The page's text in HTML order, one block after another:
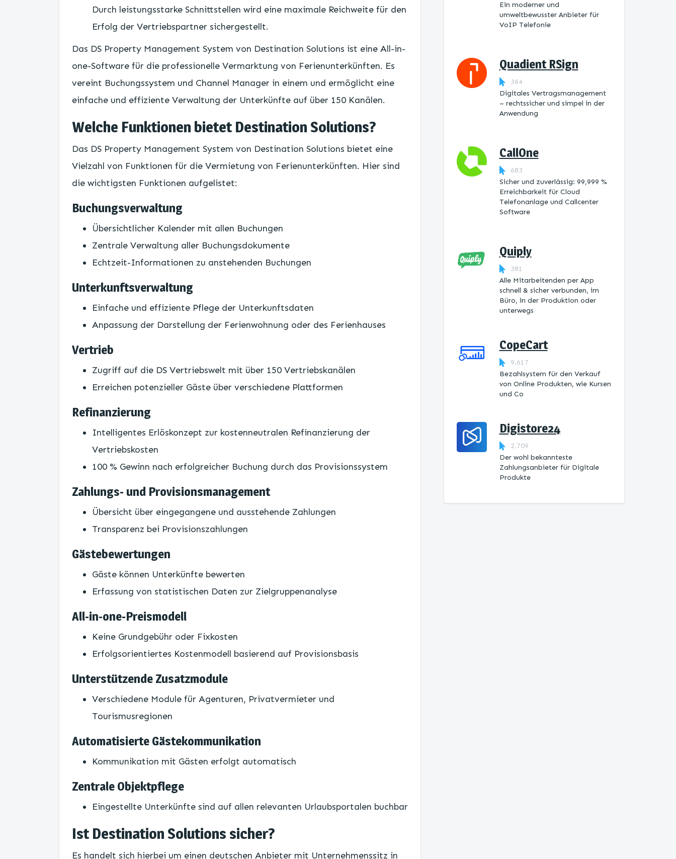
Durch leistungsstarke Schnittstellen wird eine maximale Reichweite für den
Erfolg der Vertriebspartner sichergestellt.
Das DS Property Management System von Destination Solutions ist eine All-in-
one-Software für die professionelle Vermarktung von Ferienunterkünften. Es
vereint Buchungssystem und Channel Manager in einem und ermöglicht eine
einfache und effiziente Verwaltung der Unterkünfte auf über 150 Kanälen.
Welche Funktionen bietet Destination Solutions?
Das DS Property Management System von Destination Solutions bietet eine
Vielzahl von Funktionen für die Vermietung von Ferienunterkünften. Hier sind
die wichtigsten Funktionen aufgelistet:
Buchungsverwaltung
Übersichtlicher Kalender mit allen Buchungen
Zentrale Verwaltung aller Buchungsdokumente
Echtzeit-Informationen zu anstehenden Buchungen
Unterkunftsverwaltung
Einfache und effiziente Pflege der Unterkunftsdaten
Anpassung der Darstellung der Ferienwohnung oder des Ferienhauses
Vertrieb
Zugriff auf die DS Vertriebswelt mit über 150 Vertriebskanälen
Erreichen potenzieller Gäste über verschiedene Plattformen
Refinanzierung
Intelligentes Erlöskonzept zur kostenneutralen Refinanzierung der
Vertriebskosten
100 % Gewinn nach erfolgreicher Buchung durch das Provisionssystem
Zahlungs- und Provisionsmanagement
Übersicht über eingegangene und ausstehende Zahlungen
Transparenz bei Provisionszahlungen
Gästebewertungen
Gäste können Unterkünfte bewerten
Erfassung von statistischen Daten zur Zielgruppenanalyse
All-in-one-Preismodell
Keine Grundgebühr oder Fixkosten
Erfolgsorientiertes Kostenmodell basierend auf Provisionsbasis
Unterstützende Zusatzmodule
Verschiedene Module für Agenturen, Privatvermieter und
Tourismusregionen
Automatisierte Gästekommunikation
Kommunikation mit Gästen erfolgt automatisch
Zentrale Objektpflege
Eingestellte Unterkünfte sind auf allen relevanten Urlaubsportalen buchbar
Ist Destination Solutions sicher?
Es handelt sich hierbei um einen deutschen Anbieter mit Unternehmenssitz in
Ein moderner und
umweltbewusster Anbieter für
VoIP Telefonie
Quadient RSign
364
Digitales Vertragsmanagement
– rechtssicher und simpel in der
Anwendung
CallOne
683
Sicher und zuverlässig: 99,999 %
Erreichbarkeit für Cloud
Telefonanlage und Callcenter
Software
Quiply
381
Alle Mitarbeitenden per App
schnell & sicher verbunden, im
Büro, in der Produktion oder
unterwegs
CopeCart
9.617
Bezahlsystem für den Verkauf
von Online Produkten, wie Kursen
und Co
Digistore24
2.709
Der wohl bekannteste
Zahlungsanbieter für Digitale
Produkte